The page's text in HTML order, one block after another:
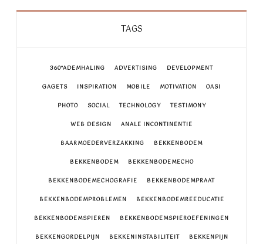
TAGS
360°ADEMHALING ADVERTISING DEVELOPMENT
GAGETS INSPIRATION MOBILE MOTIVATION OASI
PHOTO SOCIAL TECHNOLOGY TESTIMONY
WEB DESIGN ANALE INCONTINENTIE
BAARMOEDERVERZAKKING BEKKENBODEM
BEKKENBODEM BEKKENBODEMECHO
BEKKENBODEMECHOGRAFIE BEKKENBODEMPRAAT
BEKKENBODEMPROBLEMEN BEKKENBODEMREEDUCATIE
BEKKENBODEMSPIEREN BEKKENBODEMSPIEROEFENINGEN
BEKKENGORDELPIJN BEKKENINSTABILITEIT BEKKENPIJN